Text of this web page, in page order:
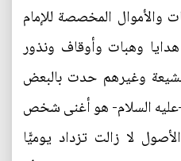
والأموال المخصصة للإمام
وهبات وأوقاف ونذور
وغيرهم حدت بالبعض
–عليه السلام- هو أغنى شخص
لا زالت تزداد يوميًّا